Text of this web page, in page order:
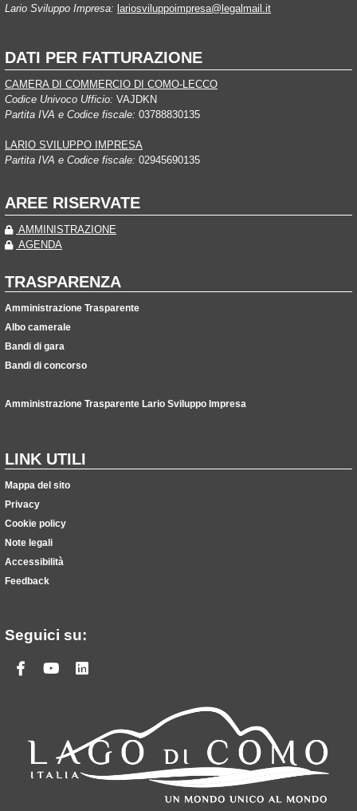
Lario Sviluppo Impresa: lariosviluppoimpresa@legalmail.it
DATI PER FATTURAZIONE
CAMERA DI COMMERCIO DI COMO-LECCO
Codice Univoco Ufficio: VAJDKN
Partita IVA e Codice fiscale: 03788830135
LARIO SVILUPPO IMPRESA
Partita IVA e Codice fiscale: 02945690135
AREE RISERVATE
AMMINISTRAZIONE
AGENDA
TRASPARENZA
Amministrazione Trasparente
Albo camerale
Bandi di gara
Bandi di concorso
Amministrazione Trasparente Lario Sviluppo Impresa
LINK UTILI
Mappa del sito
Privacy
Cookie policy
Note legali
Accessibilità
Feedback
Seguici su:
Facebook
Youtube